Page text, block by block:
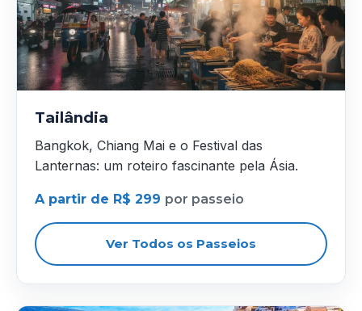
Tailândia
Bangkok, Chiang Mai e o Festival das
Lanternas: um roteiro fascinante pela Ásia.
A partir de R$ 299 por passeio
Ver Todos os Passeios